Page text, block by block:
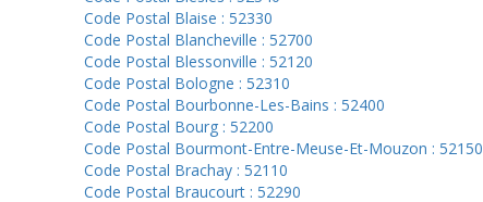
Code Postal Blaise : 52330
Code Postal Blancheville : 52700
Code Postal Blessonville : 52120
Code Postal Bologne : 52310
Code Postal Bourbonne-Les-Bains : 52400
Code Postal Bourg : 52200
Code Postal Bourmont-Entre-Meuse-Et-Mouzon : 52150
Code Postal Brachay : 52110
Code Postal Braucourt : 52290